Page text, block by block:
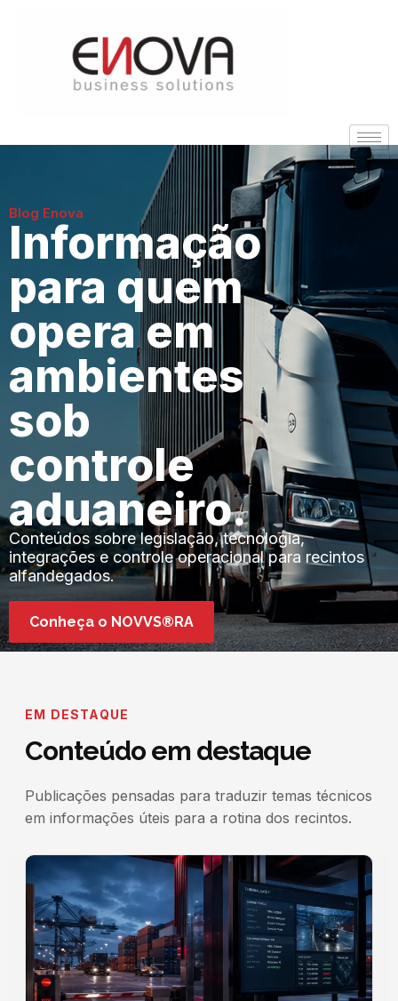
Blog Enova
Informação
para quem
opera em
ambientes
sob
controle
aduaneiro.
Conteúdos sobre legislação, tecnologia,
integrações e controle operacional para recintos
alfandegados.
Conheça o NOVVS®RA
EM DESTAQUE
Conteúdo em destaque
Publicações pensadas para traduzir temas técnicos
em informações úteis para a rotina dos recintos.